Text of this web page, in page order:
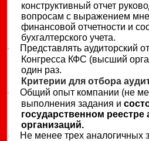
конструктивный отчет
вопросам с выражением
финансовой отчетности и
бухгалтерского учета.
·
Представлять аудиторский
Конгресса КФС (высший
один раз.
Критерии для отбора
·
Общий опыт компании (не
выполнения задания и
государственном реестре
организаций.
·
Не менее трех аналогичных